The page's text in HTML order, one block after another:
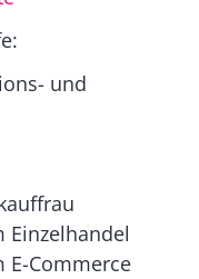
und
Einzelhandel
E-Commerce